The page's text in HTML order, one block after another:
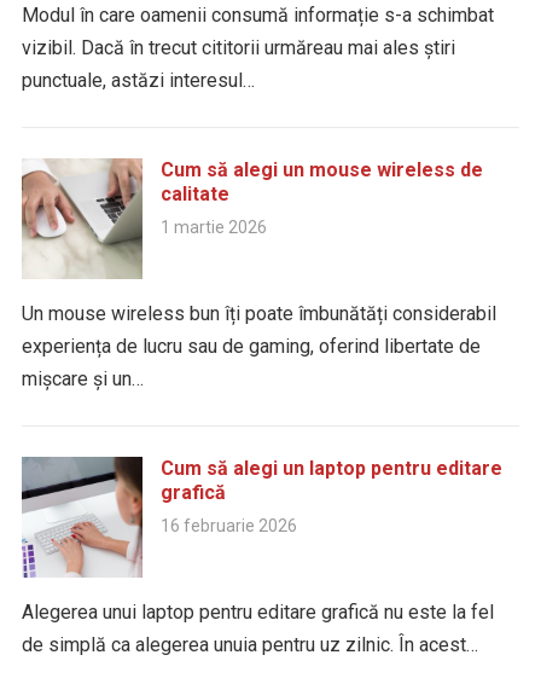
Modul în care oamenii consumă informație s-a schimbat
vizibil. Dacă în trecut cititorii urmăreau mai ales știri
punctuale, astăzi interesul…
Cum să alegi un mouse wireless de
calitate
1 martie 2026
Un mouse wireless bun îți poate îmbunătăți considerabil
experiența de lucru sau de gaming, oferind libertate de
mișcare și un…
Cum să alegi un laptop pentru editare
grafică
16 februarie 2026
Alegerea unui laptop pentru editare grafică nu este la fel
de simplă ca alegerea unuia pentru uz zilnic. În acest…